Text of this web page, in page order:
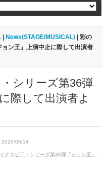
News(STAGE/MUSICAL) | 彩の
ン王』上演中止に際して出演者
シリーズ第36弾
際して出演者よ
2020/05/14
クスピア・シリーズ第36弾『ジョン王』